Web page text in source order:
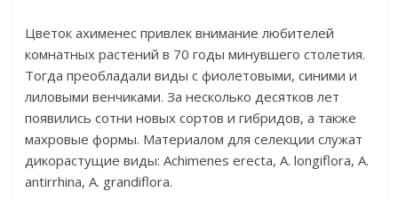
Цветок ахименес привлек внимание любителей
комнатных растений в 70 годы минувшего столетия.
Тогда преобладали виды с фиолетовыми, синими и
лиловыми венчиками. За несколько десятков лет
появились сотни новых сортов и гибридов, а также
махровые формы. Материалом для селекции служат
дикорастущие виды: Achimenes erecta, A. longiflora, A.
antirrhina, A. grandiflora.